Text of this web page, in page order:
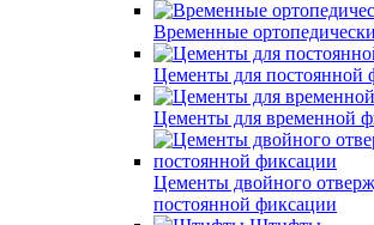
Временные
Цементы для постоянной
Цементы для временной
Цементы двойного
постоянной фиксации